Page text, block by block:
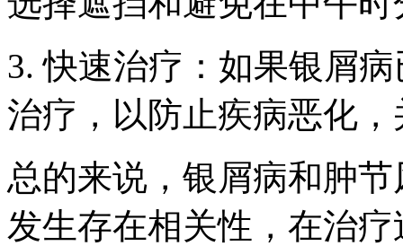
3. 快速治疗：如果银屑
治疗，以防止疾病恶化
总的来说，银屑病和肿
发生存在相关性，在治